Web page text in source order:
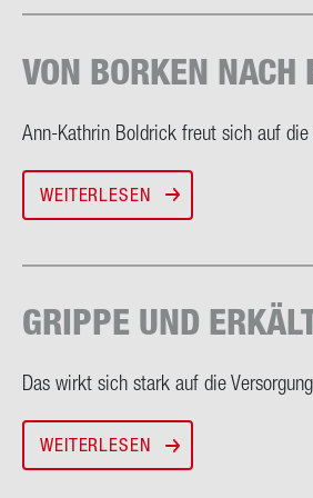
VON BOR­KEN NACH
Ann-​Kathrin Bold­rick freut sich auf
WEITERLESEN
GRIP­PE UND
Das wirkt sich stark auf die
WEITERLESEN